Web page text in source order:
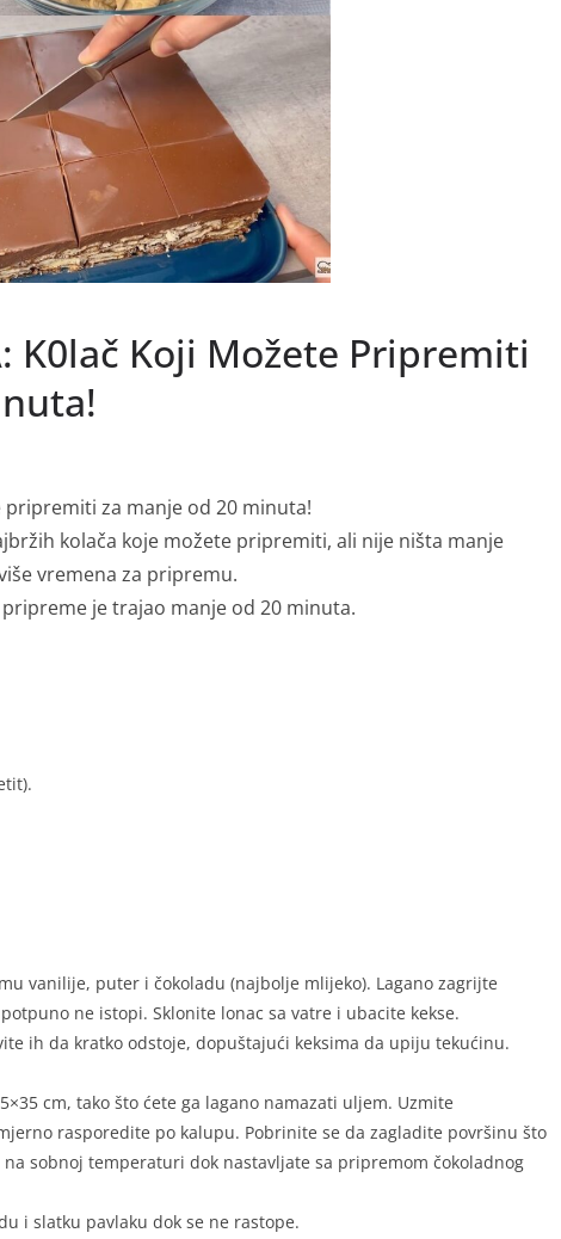
K0lač Koji Možete Pripremiti
pripremiti za manje od 20 minuta!
kolača koje možete pripremiti, ali nije ništa manje
vremena za pripremu.
je trajao manje od 20 minuta.
vanilije, puter i čokoladu (najbolje mlijeko). Lagano zagrijte
ne istopi. Sklonite lonac sa vatre i ubacite kekse.
ih da kratko odstoje, dopuštajući keksima da upiju tekućinu.
cm, tako što ćete ga lagano namazati uljem. Uzmite
rasporedite po kalupu. Pobrinite se da zagladite površinu što
sobnoj temperaturi dok nastavljate sa pripremom čokoladnog
i slatku pavlaku dok se ne rastope.